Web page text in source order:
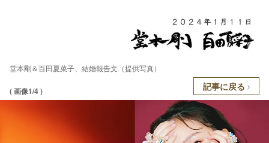
堂本剛＆百田夏菜子、結婚報告文（提供写真）
( 画像1/4 ) 記事に戻る